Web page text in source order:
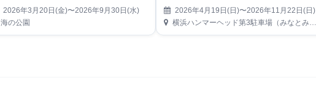
2026年3月20日(金)〜2026年9月30日(水)
海の公園
2026年4月19日(日)〜2026年11月22日(日)
横浜ハンマーヘッド第3駐車場（みなとみらい21地区）